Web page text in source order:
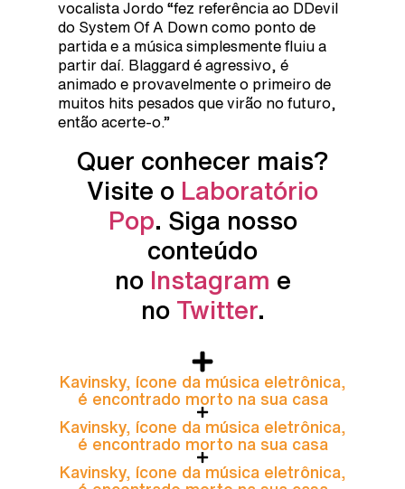
vocalista Jordo “fez referência ao DDevil
do System Of A Down como ponto de
partida e a música simplesmente fluiu a
partir daí. Blaggard é agressivo, é
animado e provavelmente o primeiro de
muitos hits pesados ​​que virão no futuro,
então acerte-o.”
Quer conhecer mais?
Visite o Laboratório
Pop. Siga nosso
conteúdo
no Instagram e
no Twitter.
Kavinsky, ícone da música eletrônica,
é encontrado morto na sua casa
Kavinsky, ícone da música eletrônica,
é encontrado morto na sua casa
Kavinsky, ícone da música eletrônica,